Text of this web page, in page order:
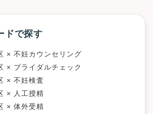
ジュールが異なる可能性がございます。
ドで探す
× 不妊カウンセリング
× ブライダルチェック
× 不妊検査
× 人工授精
× 体外受精